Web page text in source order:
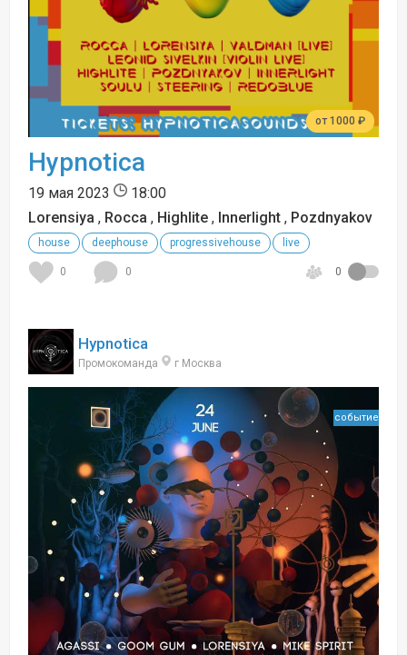
от 1000 ₽
Hypnotica
19 мая 2023
18:00
Lorensiya , Rocca , Highlite , Innerlight , Pozdnyakov
house deephouse progressivehouse live
0 0 0
Hypnotica
Промокоманда г Москва
событие